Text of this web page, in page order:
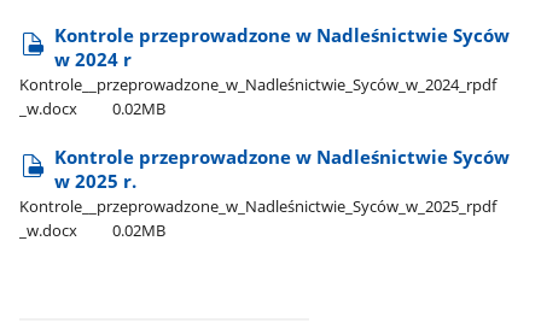
Kontrole przeprowadzone w Nadleśnictwie Syców
w 2024 r
Kontrole​_​_przeprowadzone​_w​_Nadleśnictwie​_Syców​_w​_2024​_rpdf​
_w.docx
0.02MB
Kontrole przeprowadzone w Nadleśnictwie Syców
w 2025 r.
Kontrole​_​_przeprowadzone​_w​_Nadleśnictwie​_Syców​_w​_2025​_rpdf​
_w.docx
0.02MB